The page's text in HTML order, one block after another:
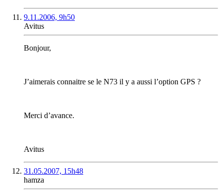
9.11.2006, 9h50
Avitus
Bonjour,
J’aimerais connaitre se le N73 il y a aussi l’option GPS ?
Merci d’avance.
Avitus
31.05.2007, 15h48
hamza